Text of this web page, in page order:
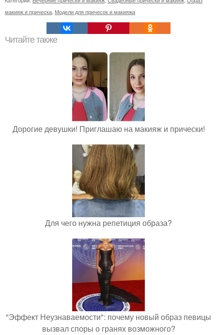
макияж и прическа, Модели для причесок и макияжа
Читайте также
Дорогие девушки! Приглашаю на макияж и прически!
Для чего нужна репетиция образа?
"Эффект Неузнаваемости": почему новый образ певицы
вызвал споры о гранях возможного?